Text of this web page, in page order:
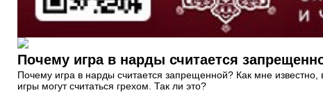
Почему игра в нарды считается
Почему игра в нарды считается запрещенной? Как мне
игры могут считаться грехом. Так ли это?